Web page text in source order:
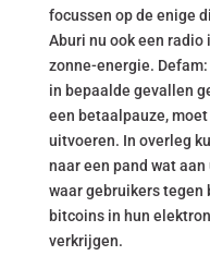
focussen op de enige
Aburi nu ook een
zonne-energie.
in bepaalde gevallen
een betaalpauze,
uitvoeren. In overleg
naar een pand wat
waar gebruikers tegen
bitcoins in hun
verkrijgen.